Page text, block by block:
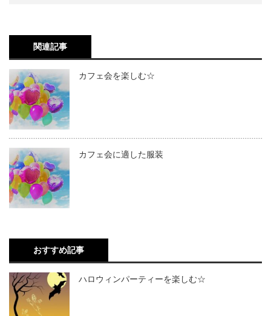
関連記事
カフェ会を楽しむ☆
カフェ会に適した服装
おすすめ記事
ハロウィンパーティーを楽しむ☆